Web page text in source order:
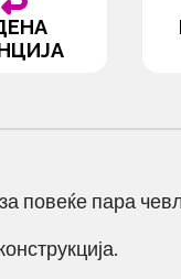
повеќе пара